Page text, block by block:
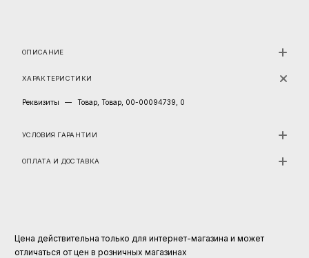
ОПИСАНИЕ
ХАРАКТЕРИСТИКИ
Реквизиты — Товар, Товар, 00-00094739, 0
УСЛОВИЯ ГАРАНТИИ
ОПЛАТА И ДОСТАВКА
Цена действительна только для интернет-магазина и может
отличаться от цен в розничных магазинах